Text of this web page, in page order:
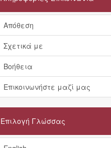
Απόθεση
Σχετικά με
Βοήθεια
Επικοινωνήστε μαζί μας
Επιλογή Γλώσσας